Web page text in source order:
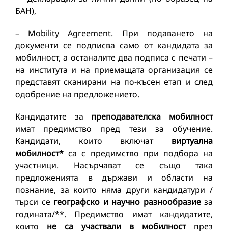
БАН),
– Mobility Agreement. При подаването на
документи се подписва само от кандидата за
мобилност, а останалите два подписа с печати –
на института и на приемащата организация се
представят сканирани на по-късен етап и след
одобрение на предложението.
Кандидатите за преподавателска мобилност
имат предимство пред тези за обучение.
Кандидати, които включат виртуална
мобилност* са с предимство при подбора на
участници. Насърчават се също така
предложенията в държави и области на
познание, за които няма други кандидатури /
търси се географско и научно разнообразиеза
годината/**. Предимство имат кандидатите,
които не са участвали в мобилностпрез